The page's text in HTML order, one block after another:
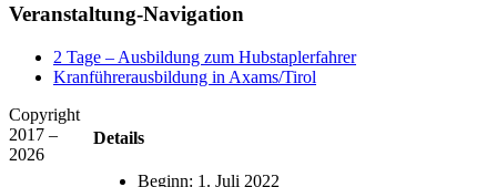
Facebook
X
Reddit
LinkedIn
Tumblr
Pinterest
Vk
E-
Veranstaltung-Navigation
2 Tage – Ausbildung zum Hubstaplerfahrer
Kranführerausbildung in Axams/Tirol
Details
Beginn: 1. Juli 2022
Copyright
2017 –
2026